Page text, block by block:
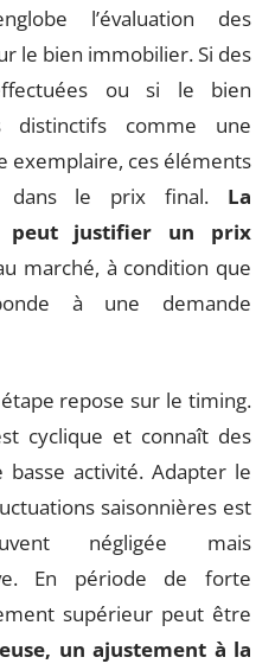
l’évaluation des
le bien immobilier. Si des
ou si le bien
distinctifs comme une
exemplaire, ces éléments
dans le prix final. La
peut justifier un prix
marché, à condition que
à une demande
repose sur le timing.
cyclique et connaît des
activité. Adapter le
saisonnières est
négligée mais
En période de forte
supérieur peut être
un ajustement à la